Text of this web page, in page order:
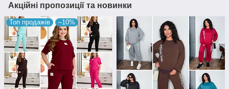
Акційні пропозиції та новинки
Топ продажів –10%